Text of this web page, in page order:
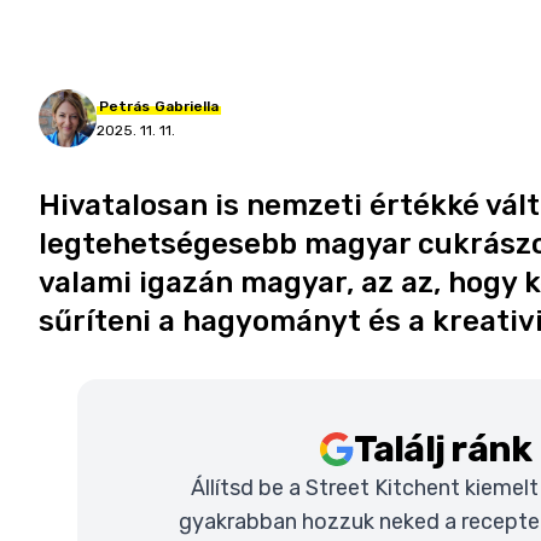
Petrás Gabriella
2025. 11. 11.
Hivatalosan is nemzeti értékké
legtehetségesebb magyar
valami igazán magyar, az az,
sűríteni a hagyományt és a
Találj
Állítsd be a Street Kitchent
gyakrabban hozzuk neked a